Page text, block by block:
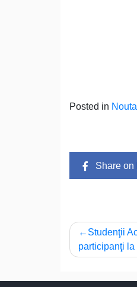
Posted in
Share on
în
articole
Studenţii
participanţi